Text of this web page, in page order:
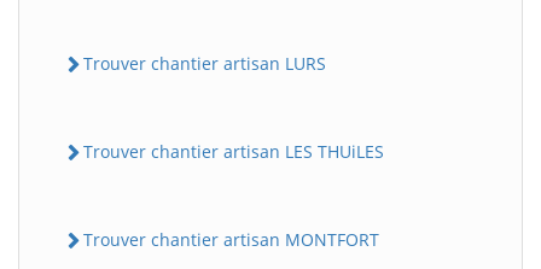
Trouver chantier artisan LURS
Trouver chantier artisan LES THUiLES
Trouver chantier artisan MONTFORT